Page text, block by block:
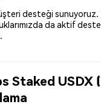
desteği sunuyoruz.
da aktif
Staked USDX